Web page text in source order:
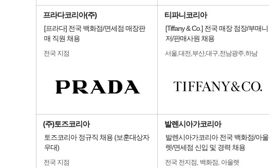
프라다코리아(주)
[프라다] 전국 백화점/면세점 매장판
매 직원 채용
전국 지점
티파니코리아
[Tiffany & Co.] 전국 매장 점장/부매니
저/판매사원 채용
서울,대전,부산,대구,전남광주,하남
(주)토즈코리아
토즈코리아 정규직 채용 (보훈대상자
우대)
전국 지점
발렌시아가코리아
발렌시아가코리아 전국 백화점/아울
렛/면세점 신입 및 경력 채용
전국 전지점, 백화점, 아울렛